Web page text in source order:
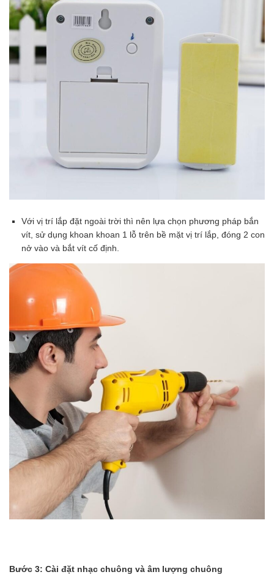
Với vị trí lắp đặt ngoài trời thì nên lựa chọn phương pháp bắn
vít, sử dụng khoan khoan 1 lỗ trên bề mặt vị trí lắp, đóng 2 con
nở vào và bắt vít cố định.
Bước 3: Cài đặt nhạc chuông và âm lượng chuông